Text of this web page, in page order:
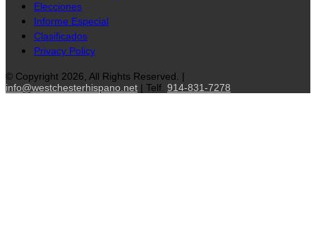
Elecciones
Informe Especial
Clasificados
Privacy Policy
© Copyright 2026, All Rights Reserved. |
info@westchesterhispano.net | Telf. 914-831-7278